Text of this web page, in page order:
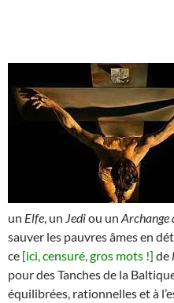
un Elfe , un Jediou un Archange
sauver les pauvres âmes en
ce [ici, censuré, gros mots !] de
pour des Tanches de la
équilibrées, rationnelles et à